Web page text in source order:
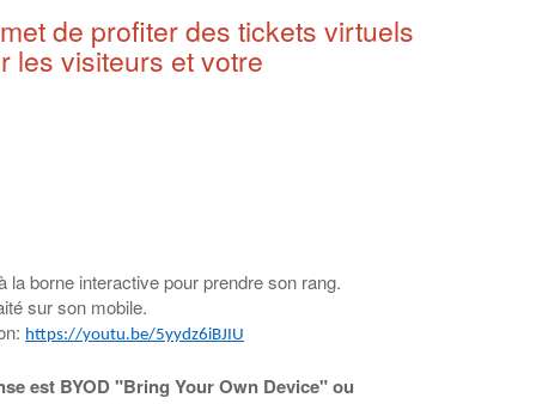
de profiter des tickets virtuels
les visiteurs et votre
borne interactive pour prendre son rang.
sur son mobile.
https://youtu.be/5yydz6iBJIU
est BYOD "Bring Your Own Device" ou